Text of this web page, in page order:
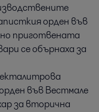
орден във
приготвената
се обърнаха за
във Вестмале
за вторична